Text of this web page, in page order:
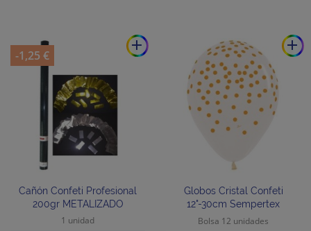
add
Cañón Confeti Profesional
200gr METALIZADO
1 unidad
-1,25 €
add
Globos Cristal Confeti
12"-30cm Sempertex
Bolsa 12 unidades